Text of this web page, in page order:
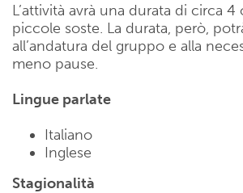
L’attività avrà una durata di circa
piccole soste. La durata, però,
all’andatura del gruppo e alla
meno pause.
Lingue parlate
Italiano
Inglese
Stagionalità